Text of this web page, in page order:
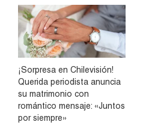
¡Sorpresa en Chilevisión!
Querida periodista anuncia
su matrimonio con
romántico mensaje: «Juntos
por siempre»